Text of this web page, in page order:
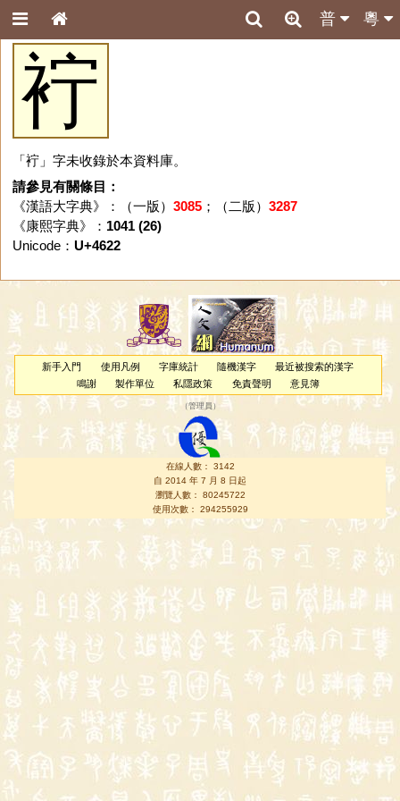
粵
普
䘢
「䘢」字未收錄於本資料庫。
請參見有關條目：
《漢語大字典》：（一版） 3085；（二版） 3287
《康熙字典》： 1041 (26)
Unicode： U+4622
新手入門 使用凡例 字庫統計 隨機漢字
最近被搜索的漢字
鳴謝
製作單位 私隱政策 免責聲明 意見簿
（管理員 ）
在線人數： 3142
自 2014 年 7 月 8 日起
瀏覽人數： 80245722
使用次數： 294255929